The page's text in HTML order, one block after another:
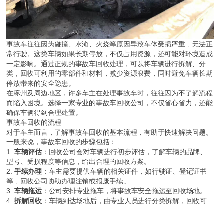
事故车往往因为碰撞、水淹、火烧等原因导致车体受损严重，无法正
常行驶。这类车辆如果长期停放，不仅占用资源，还可能对环境造成
一定影响。通过正规的事故车回收处理，可以将车辆进行拆解、分
类，回收可利用的零部件和材料，减少资源浪费，同时避免车辆长期
停放带来的安全隐患。
在涿州及周边地区，许多车主在处理事故车时，往往因为不了解流程
而陷入困境。选择一家专业的事故车回收公司，不仅省心省力，还能
确保车辆得到合理处置。
事故车回收的流程
对于车主而言，了解事故车回收的基本流程，有助于快速解决问题。
一般来说，事故车回收的步骤包括：
1.车辆评估 ：回收公司会对车辆进行初步评估，了解车辆的品牌、
型号、受损程度等信息，给出合理的回收方案。
2.手续办理 ：车主需要提供车辆的相关证件，如行驶证、登记证书
等，回收公司协助办理注销或报废手续。
3.车辆拖运 ：公司安排专业拖车，将事故车安全拖运至回收场地。
4.拆解回收 ：车辆到达场地后，由专业人员进行分类拆解，回收可